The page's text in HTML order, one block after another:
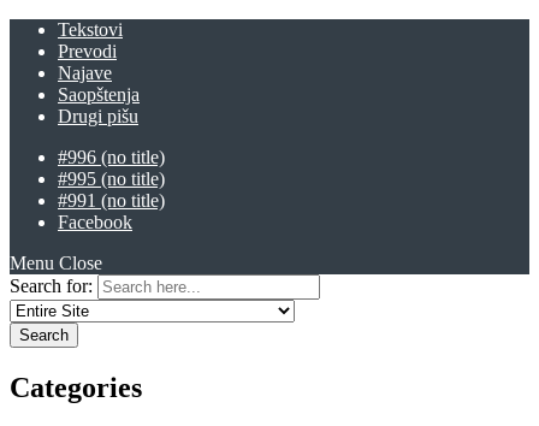
Tekstovi
Prevodi
Najave
Saopštenja
Drugi pišu
#996 (no title)
#995 (no title)
#991 (no title)
Facebook
Menu Close
Search for:
Categories